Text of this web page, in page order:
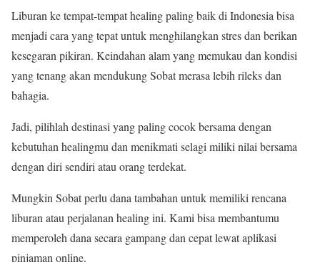
Liburan ke tempat-tempat healing paling baik di Indonesia bisa
menjadi cara yang tepat untuk menghilangkan stres dan berikan
kesegaran pikiran. Keindahan alam yang memukau dan kondisi
yang tenang akan mendukung Sobat merasa lebih rileks dan
bahagia.
Jadi, pilihlah destinasi yang paling cocok bersama dengan
kebutuhan healingmu dan menikmati selagi miliki nilai bersama
dengan diri sendiri atau orang terdekat.
Mungkin Sobat perlu dana tambahan untuk memiliki rencana
liburan atau perjalanan healing ini. Kami bisa membantumu
memperoleh dana secara gampang dan cepat lewat aplikasi
pinjaman online.